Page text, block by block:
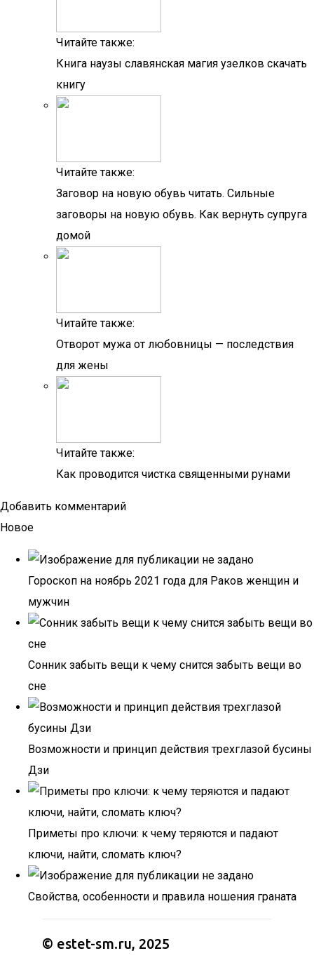
Читайте также:
Книга наузы славянская магия узелков скачать
книгу
Читайте также:
Заговор на новую обувь читать. Сильные
заговоры на новую обувь. Как вернуть супруга
домой
Читайте также:
Отворот мужа от любовницы — последствия
для жены
Читайте также:
Как проводится чистка священными рунами
Добавить комментарий
Новое
Гороскоп на ноябрь 2021 года для Раков женщин и
мужчин
Сонник забыть вещи к чему снится забыть вещи во
сне
Возможности и принцип действия трехглазой бусины
Дзи
Приметы про ключи: к чему теряются и падают
ключи, найти, сломать ключ?
Свойства, особенности и правила ношения граната
© estet-sm.ru, 2025